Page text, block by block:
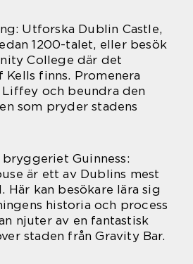
Utforska Dublin Castle,
1200-talet, eller besök
College där det
finns. Promenera
och beundra den
som pryder stadens
Guinness:
är ett av Dublins mest
Här kan besökare lära sig
historia och process
njuter av en fantastisk
staden från Gravity Bar.